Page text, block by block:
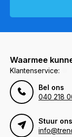
Waarmee
Klantenservice:
Bel ons
040 218
Stuur